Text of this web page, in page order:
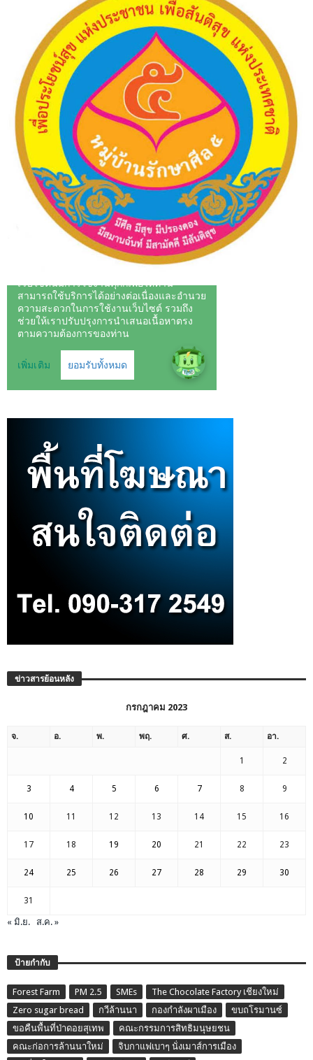
ข่าวสารย้อนหลัง
กรกฎาคม 2023
จ. อ. พ. พฤ. ศ. ส. อา.
1 2
3 4 5 6 7 8 9
10 11 12 13 14 15 16
17 18 19 20 21 22 23
24 25 26 27 28 29 30
31
« มิ.ย. ส.ค. »
ป้ายกำกับ
Forest Farm PM 2.5 SMEs
The Chocolate Factory เชียงใหม่
Zero sugar bread
กวีล้านนา กองกำลังผาเมือง
ขบถโรมานซ์
ขอคืนพื้นที่ป่าดอยสุเทพ
คณะกรรมการสิทธิมนุษยชน
คณะก่อการล้านนาใหม่
จิบกาแฟเบาๆ นั่งเมาส์การเมือง